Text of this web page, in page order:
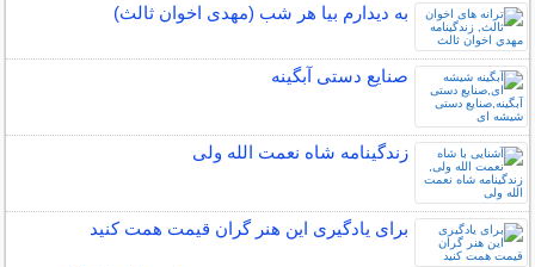
به دیدارم بیا هر شب (مهدی اخوان ثالث)
صنایع دستی آبگینه
زندگینامه شاه نعمت الله ولی
برای یادگیری این هنر گران قیمت همت کنید